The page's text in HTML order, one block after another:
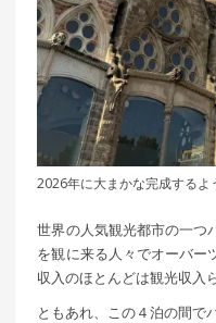
2026年に大まかな完成するよ
世界の人気観光都市の一つ
を観に来る人々でオーバー
収入のほとんどは観光収入
ともあれ、この４泊の間で